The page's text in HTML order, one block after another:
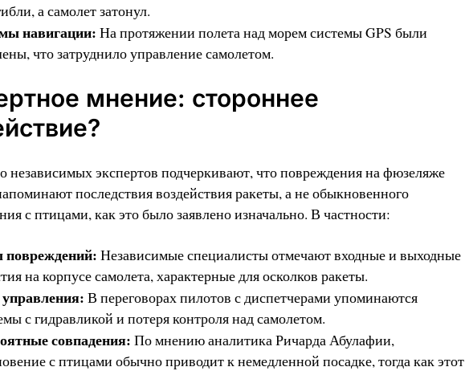
а самолет затонул.
навигации: На протяжении полета над морем системы GPS были
что затруднило управление самолетом.
мнение: стороннее
независимых экспертов подчеркивают, что повреждения на фюзеляже
последствия воздействия ракеты, а не обыкновенного
с птицами, как это было заявлено изначально. В частности:
Независимые специалисты отмечают входные и выходные
на корпусе самолета, характерные для осколков ракеты.
В переговорах пилотов с диспетчерами упоминаются
с гидравликой и потеря контроля над самолетом.
совпадения: По мнению аналитика Ричарда Абулафии,
с птицами обычно приводит к немедленной посадке, тогда как этот